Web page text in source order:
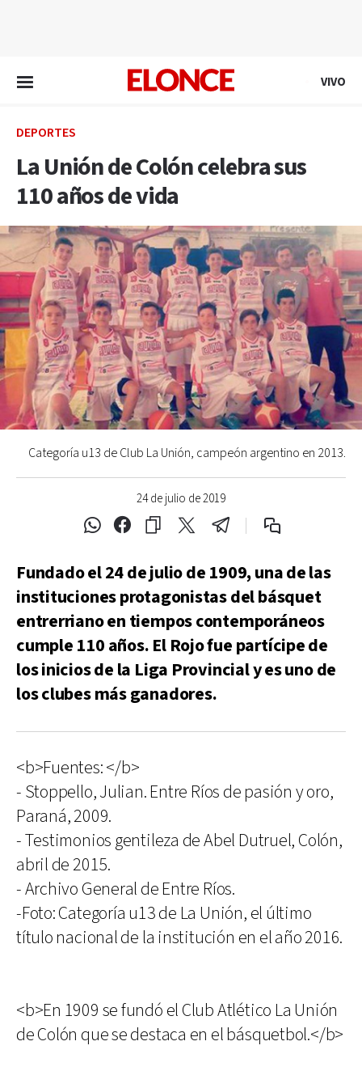
VIVO
DEPORTES
La Unión de Colón celebra sus
110 años de vida
24 de julio de 2019
Categoría u13 de Club La Unión, campeón argentino en 2013.
Fundado el 24 de julio de 1909, una de las
instituciones protagonistas del básquet
entrerriano en tiempos contemporáneos
cumple 110 años. El Rojo fue partícipe de
los inicios de la Liga Provincial y es uno de
los clubes más ganadores.
<b>Fuentes: </b>
- Stoppello, Julian. Entre Ríos de pasión y oro,
Paraná, 2009.
- Testimonios gentileza de Abel Dutruel, Colón,
abril de 2015.
- Archivo General de Entre Ríos.
-Foto: Categoría u13 de La Unión, el último
título nacional de la institución en el año 2016.
<b>En 1909 se fundó el Club Atlético La Unión
de Colón que se destaca en el básquetbol.</b>